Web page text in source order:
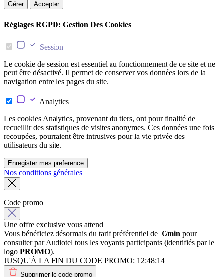
Gérer Accepter
Réglages RGPD: Gestion Des Cookies
Session
Le cookie de session est essentiel au fonctionnement de ce site et ne
peut être désactivé. Il permet de conserver vos données lors de la
navigation entre les pages du site.
Analytics
Les cookies Analytics, provenant du tiers, ont pour finalité de
recueillir des statistiques de visites anonymes. Ces données une fois
recoupées, pourraient être intrusives pour la vie privée des
utilisateurs du site.
Enregister mes preference
Nos conditions générales
Code promo
Une offre exclusive vous attend
Vous bénéficiez désormais du tarif préférentiel de €/min pour
consulter par Audiotel tous les voyants participants (identifiés par le
logo PROMO).
JUSQU'À LA FIN DU CODE PROMO: 12:48:14
Supprimer le code promo